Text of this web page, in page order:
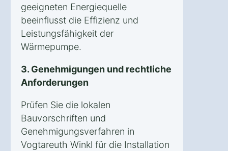
geeigneten Energiequelle
beeinflusst die Effizienz und
Leistungsfähigkeit der
Wärmepumpe.
3. Genehmigungen und rechtliche
Anforderungen
Prüfen Sie die lokalen
Bauvorschriften und
Genehmigungsverfahren in
Vogtareuth Winkl für die Installation